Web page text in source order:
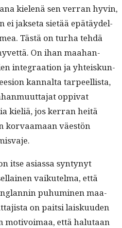
kie­lenä sen ver­ran hyvin,
ei jak­se­ta sietää epätäy­del­
Tästä on turha tehdä
On ihan maa­han­
inte­graa­tion ja yhteiskun­
kannal­ta tarpeel­lista,
oppi­vat
kieliä, jos ker­ran heitä
kor­vaa­maan väestön
itse asi­as­sa syn­tynyt
vaikutel­ma, että
puhumi­nen maa­
on pait­si laisku­u­den
motivoimaa, että halu­taan